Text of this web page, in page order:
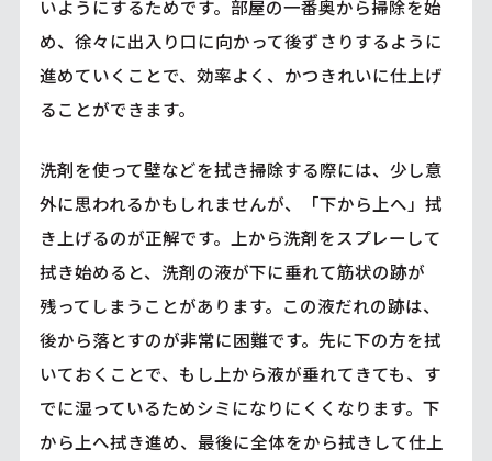
いようにするためです。部屋の一番奥から掃除を始
め、徐々に出入り口に向かって後ずさりするように
進めていくことで、効率よく、かつきれいに仕上げ
ることができます。
洗剤を使って壁などを拭き掃除する際には、少し意
外に思われるかもしれませんが、「下から上へ」拭
き上げるのが正解です。上から洗剤をスプレーして
拭き始めると、洗剤の液が下に垂れて筋状の跡が
残ってしまうことがあります。この液だれの跡は、
後から落とすのが非常に困難です。先に下の方を拭
いておくことで、もし上から液が垂れてきても、す
でに湿っているためシミになりにくくなります。下
から上へ拭き進め、最後に全体をから拭きして仕上